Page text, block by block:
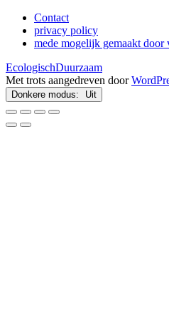
Contact
privacy policy
mede mogelijk gemaakt door
EcologischDuurzaam
Met trots aangedreven door
Donkere modus: